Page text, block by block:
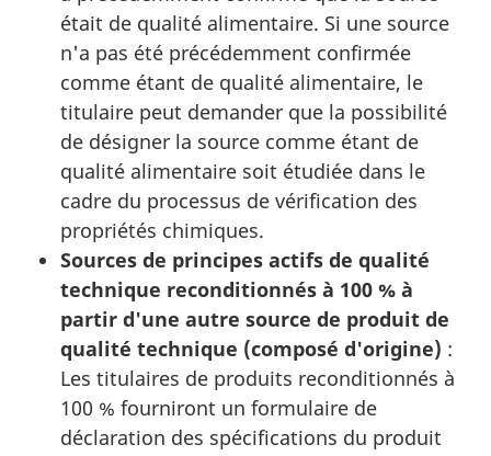
était de qualité alimentaire. Si une source
n'a pas été précédemment confirmée
comme étant de qualité alimentaire, le
titulaire peut demander que la possibilité
de désigner la source comme étant de
qualité alimentaire soit étudiée dans le
cadre du processus de vérification des
propriétés chimiques.
Sources de principes actifs de qualité
technique reconditionnés à 100 % à
partir d'une autre source de produit de
qualité technique (composé d'origine) :
Les titulaires de produits reconditionnés à
100 % fourniront un formulaire de
déclaration des spécifications du produit